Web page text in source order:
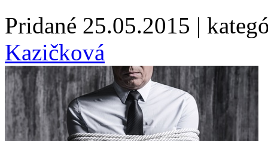
Pridané 25.05.2015 |
Kazičková